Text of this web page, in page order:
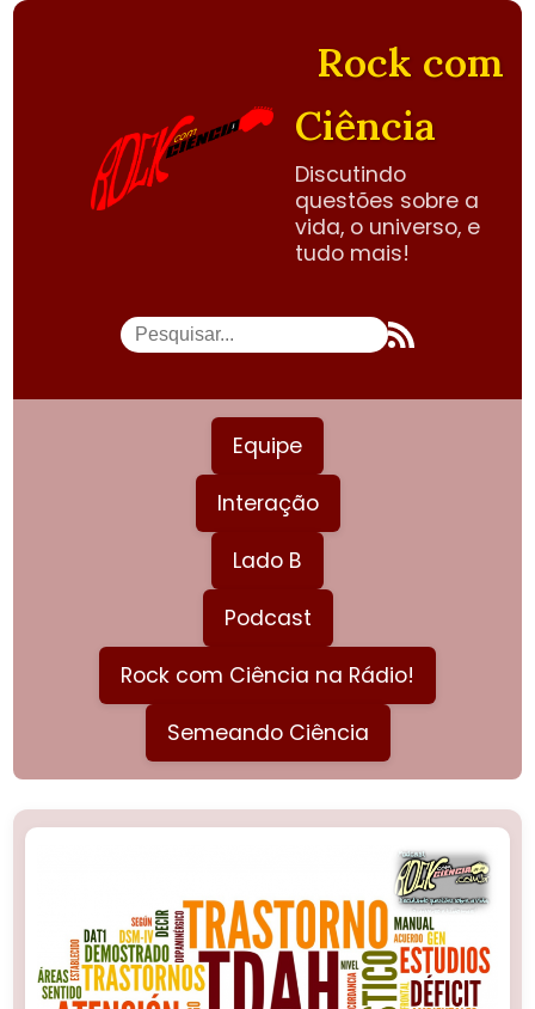
Rock com
Ciência
Discutindo
questões sobre a
vida, o universo, e
tudo mais!
Equipe
Interação
Lado B
Podcast
Rock com Ciência na Rádio!
Semeando Ciência